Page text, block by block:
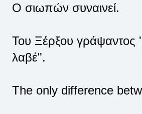
Ο σιωπών συναινεί.
Του Ξέρξου
λαβέ".
The only difference